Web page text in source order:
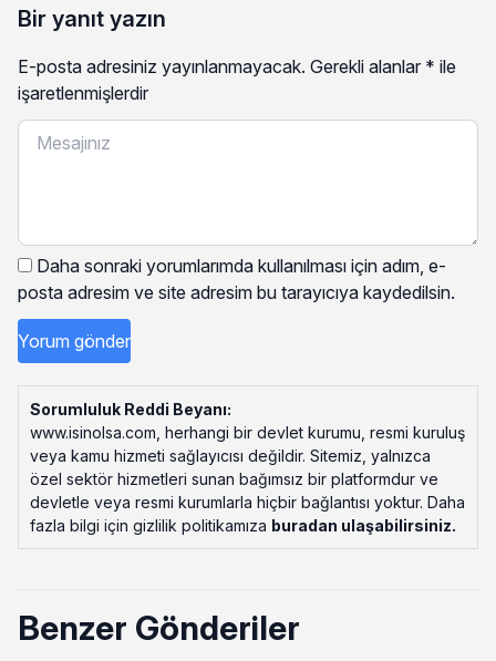
Bir yanıt yazın
E-posta adresiniz yayınlanmayacak. Gerekli alanlar * ile
işaretlenmişlerdir
Daha sonraki yorumlarımda kullanılması için adım, e-
posta adresim ve site adresim bu tarayıcıya kaydedilsin.
Sorumluluk Reddi Beyanı:
www.isinolsa.com, herhangi bir devlet kurumu, resmi kuruluş
veya kamu hizmeti sağlayıcısı değildir. Sitemiz, yalnızca
özel sektör hizmetleri sunan bağımsız bir platformdur ve
devletle veya resmi kurumlarla hiçbir bağlantısı yoktur. Daha
fazla bilgi için gizlilik politikamıza buradan ulaşabilirsiniz.
Benzer Gönderiler